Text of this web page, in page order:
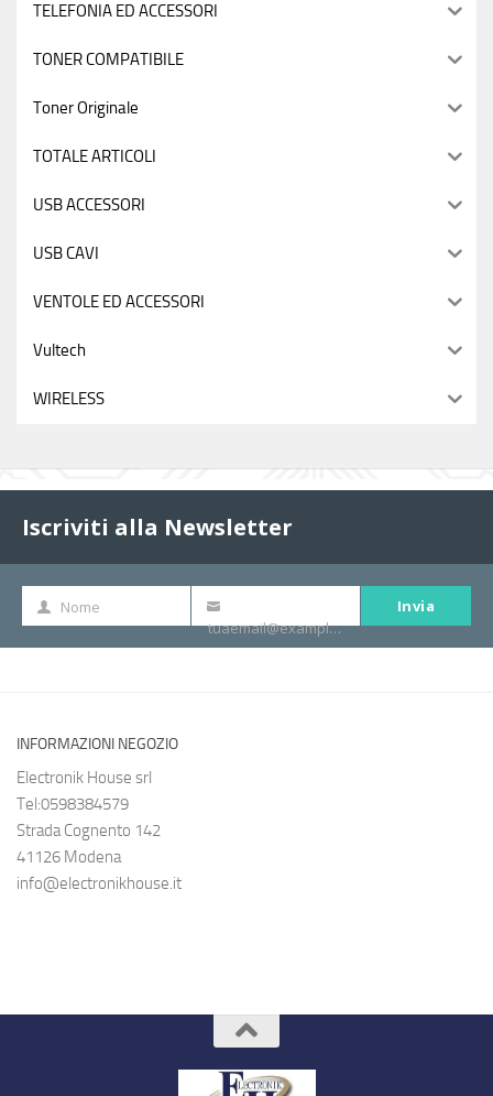
TELEFONIA ED ACCESSORI
TONER COMPATIBILE
Toner Originale
TOTALE ARTICOLI
USB ACCESSORI
USB CAVI
VENTOLE ED ACCESSORI
Vultech
WIRELESS
Iscriviti alla Newsletter
Nome
Nome
tua
tuaemail@example.com
Invia
INFORMAZIONI NEGOZIO
Electronik House srl
Tel:0598384579
Strada Cognento 142
41126 Modena
info@electronikhouse.it